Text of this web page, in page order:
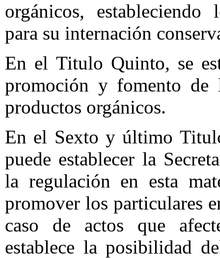
orgánicos,
para su internación
En el Titulo Quinto, se
promoción y fomento
productos orgánicos.
En el Sexto y último
puede establecer la
la regulación en esta
promover los particulares
caso de actos que
establece la posibilidad